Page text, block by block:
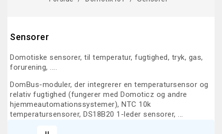
Sensorer
Domotiske sensorer, til temperatur, fugtighed, tryk, gas,
forurening, ....
DomBus-moduler, der integrerer en temperatursensor og
relativ fugtighed (fungerer med Domoticz og andre
hjemmeautomationssystemer), NTC 10k
temperatursensorer, DS18B20 1-leder sensorer, ...